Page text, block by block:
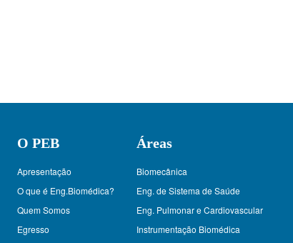
O PEB
Apresentação
O que é Eng.Biomédica?
Quem Somos
Egresso
Áreas
Biomecânica
Eng. de Sistema de Saúde
Eng. Pulmonar e Cardiovascular
Instrumentação Biomédica